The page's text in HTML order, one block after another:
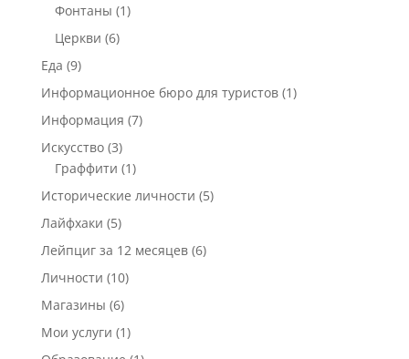
Фонтаны (1)
Церкви (6)
Еда (9)
Информационное бюро для туристов(1)
Информация (7)
Искусство(3)
Граффити (1)
Исторические личности (5)
Лайфхаки (5)
Лейпциг за 12 месяцев(6)
Личности (10)
Магазины (6)
Мои услуги (1)